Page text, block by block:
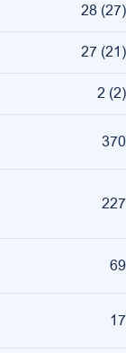
28 (27)
27 (21)
2 (2)
370
227
69
17